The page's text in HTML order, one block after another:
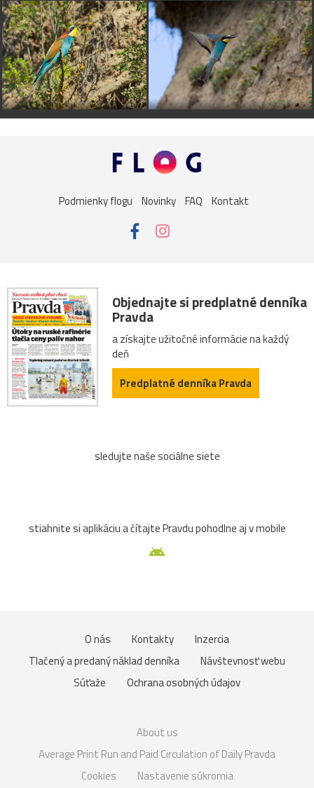
Podmienky flogu Novinky FAQ Kontakt
Objednajte si predplatné denníka
Pravda
a získajte užitočné informácie na každý
deň
Predplatné denníka Pravda
sledujte naše sociálne siete
stiahnite si aplikáciu a čítajte Pravdu pohodlne aj v mobile
O nás Kontakty
Inzercia
Tlačený a predaný náklad denníka
Návštevnosť webu
Súťaže
Ochrana osobných údajov
About us
Average Print Run and Paid Circulation of Daily Pravda
Cookies
Nastavenie súkromia